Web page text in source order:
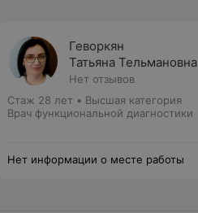
Геворкян
Татьяна Тельмановна
Нет отзывов
Стаж 28 лет • Высшая категория
Врач функциональной диагностики
Нет информации о месте работы